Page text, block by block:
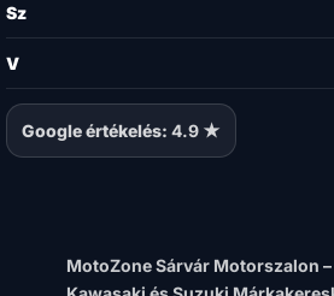
Sz
V
Google értékelés: 4.9 ★
MotoZone Sárvár Motorszalon